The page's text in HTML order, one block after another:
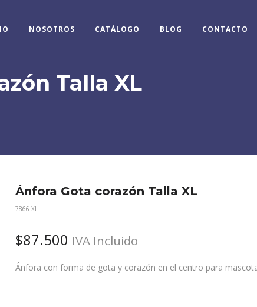
NOSOTROS CATÁLOGO BLOG CONTACTO
Talla XL
Ánfora Gota corazón Talla XL
7866 XL
$87.500 IVA Incluido
Ánfora con forma de gota y corazón en el centro para